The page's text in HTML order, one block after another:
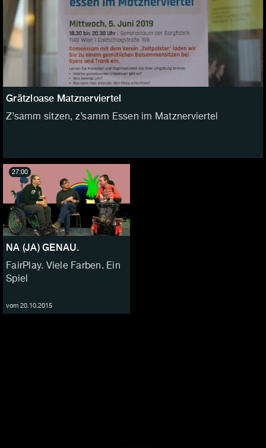
Grätzloase Matznerviertel
Z’samm sitzen, z’samm Essen im Matznerviertel
NA (JA) GENAU.
FairPlay. Viele Farben. Ein
Spiel
vom 20.10.2015
27:00